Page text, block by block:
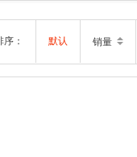
序： 默认 销量